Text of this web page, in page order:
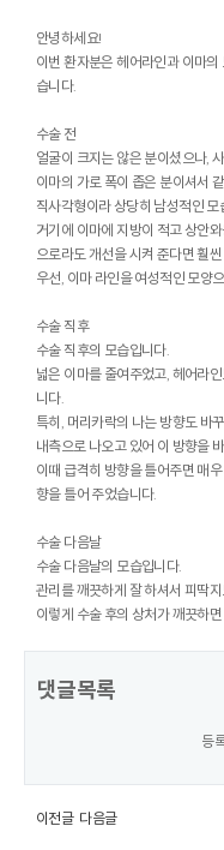
안녕하세요!
이번 환자분은 헤어라인과 이마
습니다.
수술 전
얼굴이 크지는 않은 분이셨으나,
이마의 가로 폭이 좁은 분이셔서
직사각형이라 상당히 남성적인 모
거기에 이마에 지방이 적고 상안
으로라도 개선을 시켜 준다면 훨
우선, 이마 라인을 여성적인 모양
수술 직후
수술 직후의 모습입니다.
넓은 이마를 줄여주었고, 헤어라
니다.
특히, 머리카락의 나는 방향도 바
내측으로 나오고 있어 이 방향을
이때 급격히 방향을 틀어주면 매
향을 틀어 주었습니다.
수술 다음날
수술 다음날의 모습입니다.
관리를 깨끗하게 잘 하셔서 피딱
이렇게 수술 후의 상처가 깨끗하
댓글목록
등
이전글 다음글